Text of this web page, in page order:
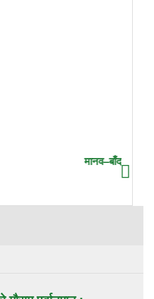
मानव–बाँदर द्वन्द्व